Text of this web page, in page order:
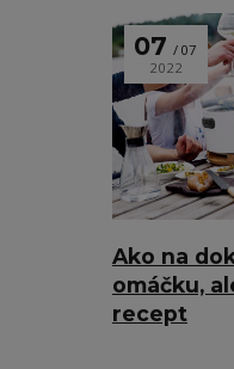
Ako na
omáčku,
recept
07
07
2022